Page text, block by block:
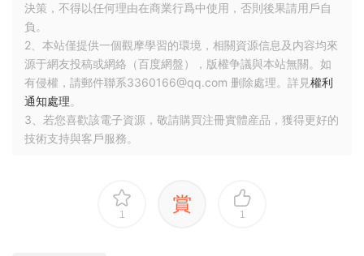
決策，不得以任何理由在商業行爲中使用，否則後果請用戶自
負。
2、本站僅提供一個觀摩學習的環境，相關資源信息及内容均來
源于網友投稿或網絡（百度網盤），版權争議與本站無關。如
有侵權，請郵件聯系3360166@qq.com 删除處理。詳見權利
通知處理。
3、若您喜歡該電子資源，敬請購買注冊實體産品，獲得更好的
技術支持與客戶服務。
1 賞 1